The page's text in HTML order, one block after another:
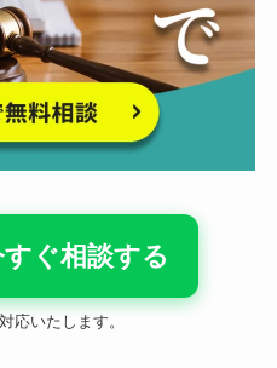
ぐ相談する
応いたします。